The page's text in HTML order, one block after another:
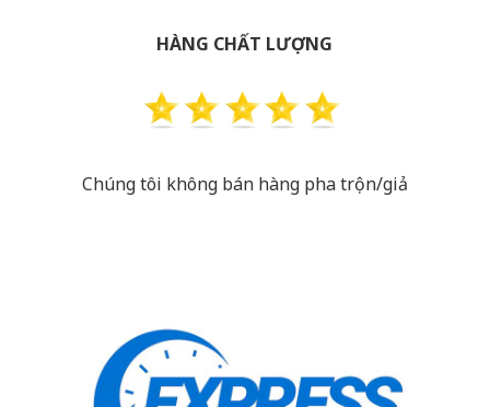
HÀNG CHẤT LƯỢNG
Chúng tôi không bán hàng pha trộn/giả